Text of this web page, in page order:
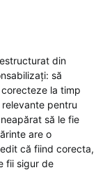
din
să
la timp
pentru
să le fie
are o
că fiind corecta,
fii sigur de